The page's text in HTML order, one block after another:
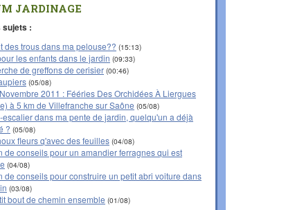
JARDINAGE
sujets :
des trous dans ma pelouse?? (15:13)
les enfants dans le jardin (09:33)
de greffons de cerisier(00:46)
(05/08)
2011 : Fééries Des Orchidées À Liergues
à 5 km de Villefranche sur Saône (05/08)
escalier dans ma pente de jardin, quelqu'un a déjà
? (05/08)
fleurs q'avec des feuilles (04/08)
de conseils pour un amandier ferragnes qui est
(04/08)
de conseils pour construire un petit abri voiture dans
(03/08)
bout de chemin ensemble (01/08)